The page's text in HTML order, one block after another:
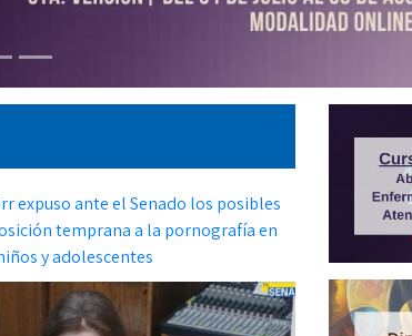
expuso ante el Senado los posibles
temprana a la pornografía en
y adolescentes